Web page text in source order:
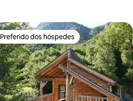
Preferido dos hóspedes
Preferido dos hóspedes